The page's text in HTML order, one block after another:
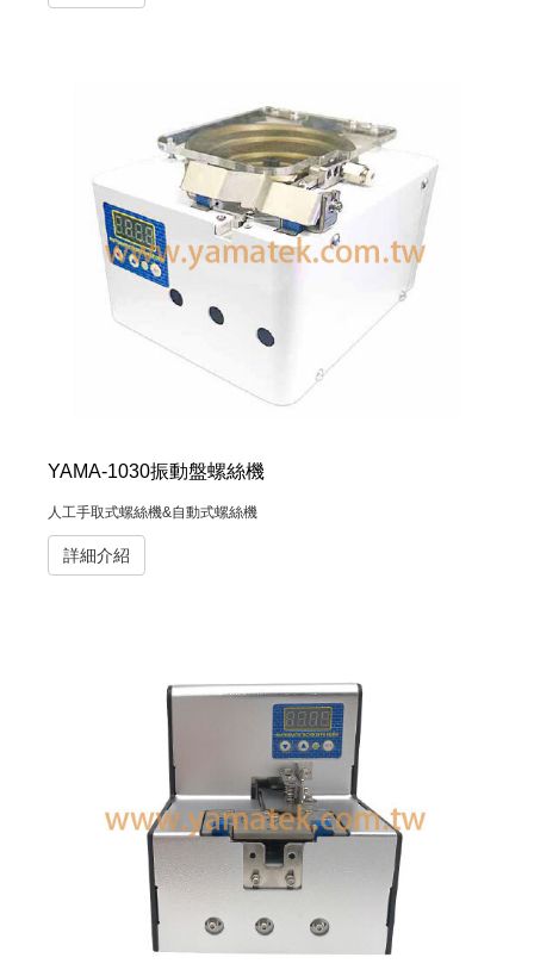
YAMA-1030振動盤螺絲機
人工手取式螺絲機&自動式螺絲機
詳細介紹